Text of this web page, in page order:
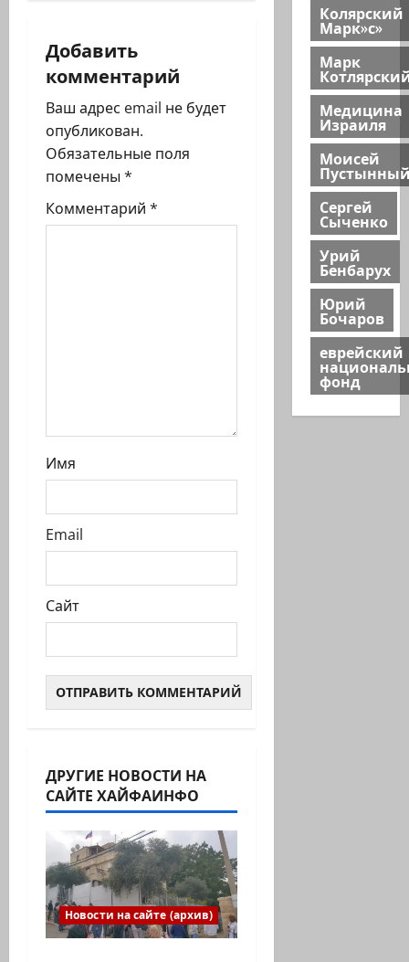
п
и
с
и
Добавить
комментарий
Ваш адрес email не будет
опубликован.
Обязательные поля
помечены *
Комментарий *
Имя
Email
Сайт
ДРУГИЕ НОВОСТИ НА
САЙТЕ ХАЙФАИНФО
Новости на сайте (архив)
Колярский
Марк»с»
Марк
Медицина
Израиля
Моисей
Сергей
Сыченко
Урий
Бенбарух
Юрий
Бочаров
еврейский
фонд